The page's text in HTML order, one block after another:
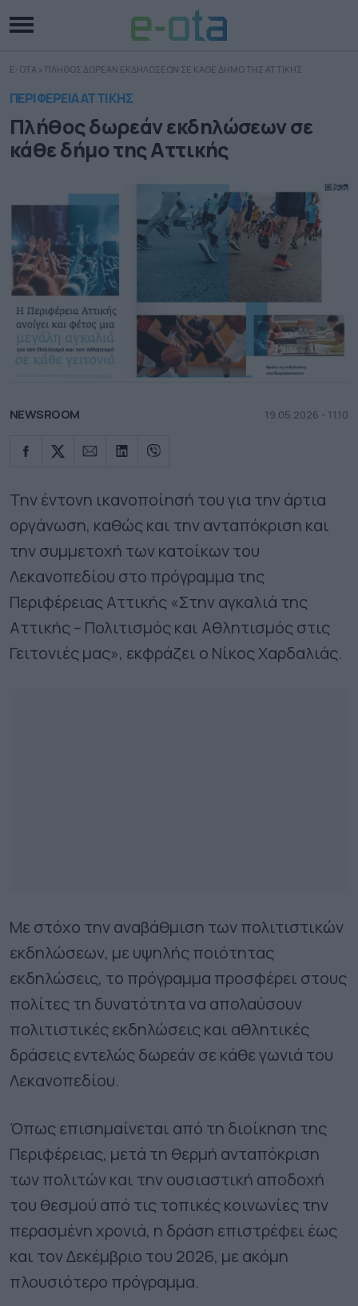
E-OTA » ΠΛΗΘΟΣ ΔΩΡΕΑΝ ΕΚΔΗΛΩΣΕΩΝ ΣΕ ΚΑΘΕ ΔΗΜΟ ΤΗΣ ΑΤΤΙΚΗΣ
ΠΕΡΙΦΕΡΕΙΑ ΑΤΤΙΚΗΣ
Πλήθος δωρεάν εκδηλώσεων σε
κάθε δήμο της Αττικής
NEWSROOM 19.05.2026 - 11.10
Την έντονη ικανοποίησή του για την άρτια
οργάνωση, καθώς και την ανταπόκριση και
την συμμετοχή των κατοίκων του
Λεκανοπεδίου στο πρόγραμμα της
Περιφέρειας Αττικής «Στην αγκαλιά της
Αττικής – Πολιτισμός και Αθλητισμός στις
Γειτονιές μας», εκφράζει ο Νίκος Χαρδαλιάς.
Με στόχο την αναβάθμιση των πολιτιστικών
εκδηλώσεων, με υψηλής ποιότητας
εκδηλώσεις, το πρόγραμμα προσφέρει στους
πολίτες τη δυνατότητα να απολαύσουν
πολιτιστικές εκδηλώσεις και αθλητικές
δράσεις εντελώς δωρεάν σε κάθε γωνιά του
Λεκανοπεδίου.
Όπως επισημαίνεται από τη διοίκηση της
Περιφέρειας, μετά τη θερμή ανταπόκριση
των πολιτών και την ουσιαστική αποδοχή
του θεσμού από τις τοπικές κοινωνίες την
περασμένη χρονιά, η δράση επιστρέφει έως
και τον Δεκέμβριο του 2026, με ακόμη
πλουσιότερο πρόγραμμα.